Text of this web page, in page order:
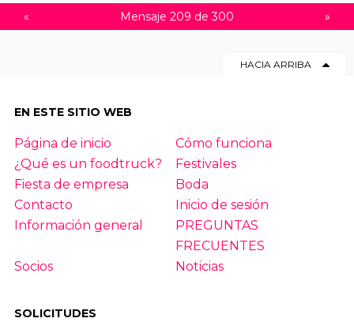
« Mensaje 209 de 300 »
HACIA ARRIBA
EN ESTE SITIO WEB
Página de inicio
Cómo funciona
¿Qué es un foodtruck?
Festivales
Fiesta de empresa
Boda
Contacto
Inicio de sesión
Información general
PREGUNTAS
FRECUENTES
Socios
Noticias
SOLICITUDES